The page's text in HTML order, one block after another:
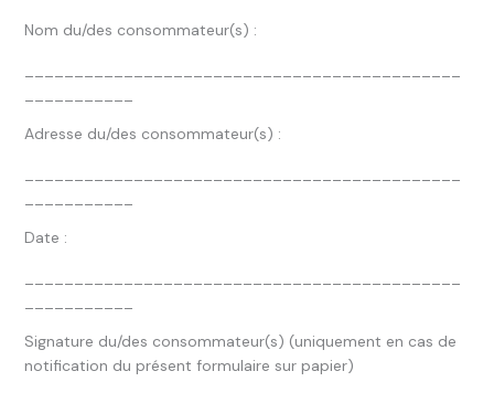
Nom du/des consommateur(s) :
Adresse du/des consommateur(s) :
Date :
Signature du/des consommateur(s) (uniquement en cas de
notification du présent formulaire sur papier)